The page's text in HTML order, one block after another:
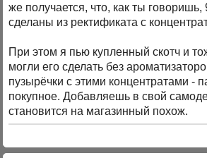
же получается, что, как ты говоришь,
сделаны из ректификата с
При этом я пью купленный скотч и
могли его сделать без
пузырёчки с этими концентратами -
покупное. Добавляешь в свой
становится на магазинный похож.